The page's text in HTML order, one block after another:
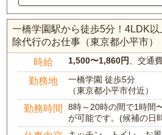
一橋学園駅から徒歩5分！4LDK
除代行のお仕事（東京都小平市）
時給 1,500〜1,860円 、交通
勤務地
一橋学園 徒歩5分
（東京都小平市付近）
勤務時間
8時～20時の間で1時間
が可能です。(候補の日